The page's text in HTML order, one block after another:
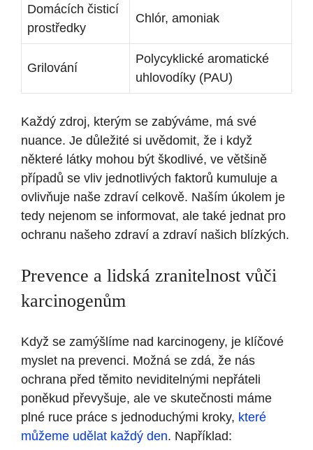
Domácích čisticí
prostředky
Chlór, amoniak
Grilování
Polycyklické aromatické
uhlovodíky (PAU)
Každý zdroj, kterým se zabýváme, má své
nuance. Je důležité si uvědomit, že i když
některé látky mohou být škodlivé, ve většině
případů se vliv jednotlivých faktorů kumuluje a
ovlivňuje naše zdraví celkově. Naším úkolem je
tedy nejenom se informovat, ale také jednat pro
ochranu našeho zdraví a zdraví našich blízkých.
Prevence a lidská zranitelnost vůči
karcinogenům
Když se zamýšlíme nad karcinogeny, je klíčové
myslet na prevenci. Možná se zdá, že nás
ochrana před těmito neviditelnými nepřáteli
poněkud převyšuje, ale ve skutečnosti máme
plné ruce práce s jednoduchými kroky, které
můžeme udělat každý den. Například: